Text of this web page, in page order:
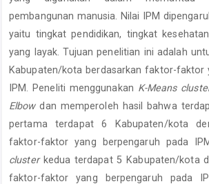
pembangunan manusia. Nilai IPM
yaitu tingkat pendidikan, tingkat
yang layak. Tujuan penelitian ini adalah
Kabupaten/kota berdasarkan faktor-faktor
IPM. Peneliti menggunakan K-Means
Elbowdan memperoleh hasil bahwa
pertama terdapat 6 Kabupaten/kota
faktor-faktor yang berpengaruh pada
clusterkedua terdapat 5 Kabupaten/kota
faktor-faktor yang berpengaruh pada